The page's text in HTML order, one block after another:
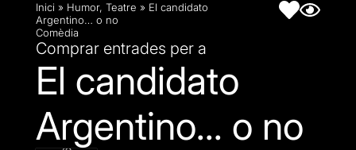
Inici » Humor, Teatre » El candidato
Argentino… o no
Comèdia
Comprar entrades per a
El candidato
Argentino... o no